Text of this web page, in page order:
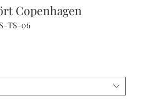
Copenhagen
TS-06